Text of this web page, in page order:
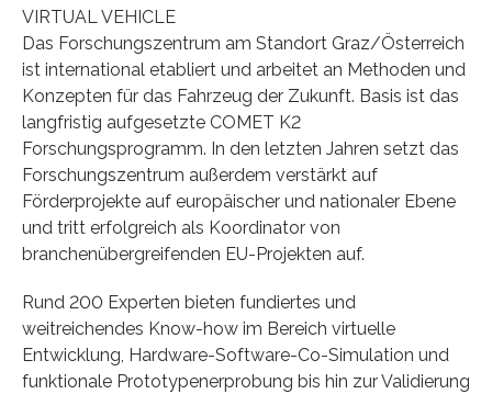
VIRTUAL VEHICLE
Das Forschungszentrum am Standort Graz/Österreich
ist international etabliert und arbeitet an Methoden und
Konzepten für das Fahrzeug der Zukunft. Basis ist das
langfristig aufgesetzte COMET K2
Forschungsprogramm. In den letzten Jahren setzt das
Forschungszentrum außerdem verstärkt auf
Förderprojekte auf europäischer und nationaler Ebene
und tritt erfolgreich als Koordinator von
branchenübergreifenden EU-Projekten auf.
Rund 200 Experten bieten fundiertes und
weitreichendes Know-how im Bereich virtuelle
Entwicklung, Hardware-Software-Co-Simulation und
funktionale Prototypenerprobung bis hin zur Validierung